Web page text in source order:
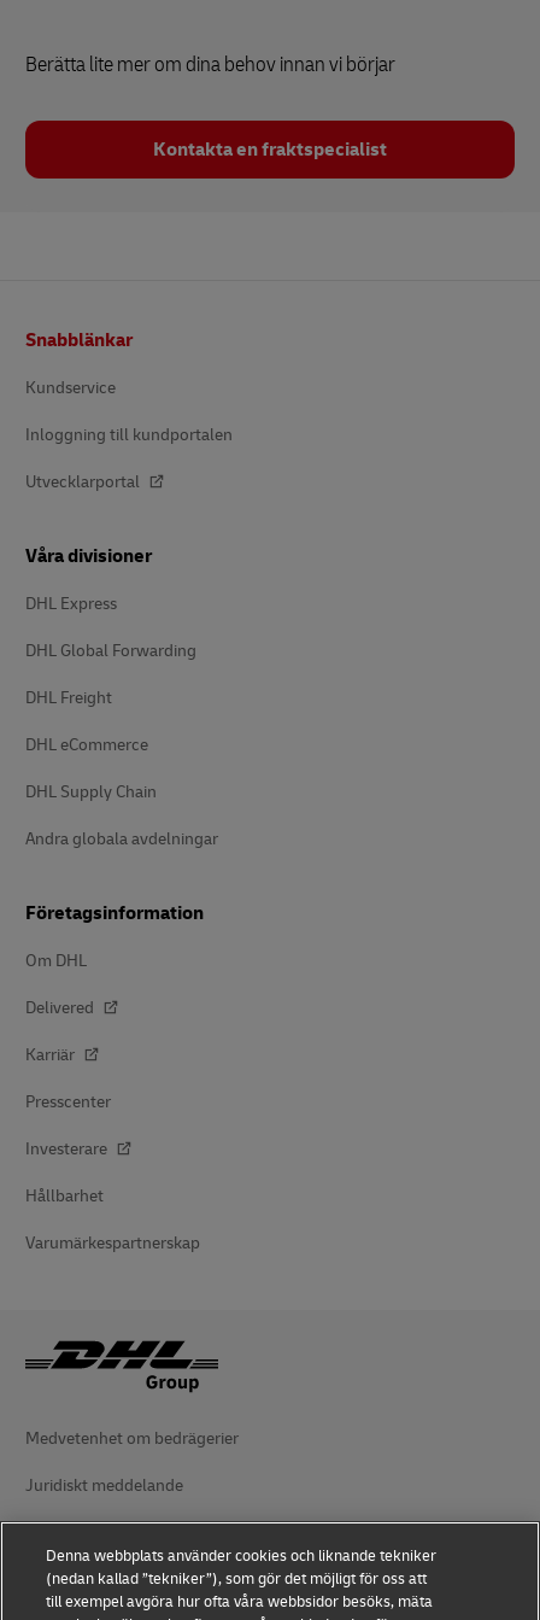
Berätta lite mer om dina behov innan vi börjar
Kontakta en fraktspecialist
Snabblänkar
Kundservice
Inloggning till kundportalen
Utvecklarportal
Våra divisioner
DHL Express
DHL Global Forwarding
DHL Freight
DHL eCommerce
DHL Supply Chain
Andra globala avdelningar
Företagsinformation
Om DHL
Delivered
Karriär
Presscenter
Investerare
Hållbarhet
Varumärkespartnerskap
Medvetenhet om bedrägerier
Juridiskt meddelande
Dataskydd
Denna webbplats använder cookies och liknande tekniker
(nedan kallad ”tekniker”), som gör det möjligt för oss att
till exempel avgöra hur ofta våra webbsidor besöks, mäta